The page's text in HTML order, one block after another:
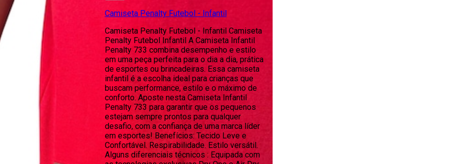
Camiseta Penalty Futebol - Infantil
Camiseta Penalty Futebol - Infantil Camiseta
Penalty Futebol Infantil A Camiseta Infantil
Penalty 733 combina desempenho e estilo
em uma peça perfeita para o dia a dia, prática
de esportes ou brincadeiras. Essa camiseta
infantil é a escolha ideal para crianças que
buscam performance, estilo e o máximo de
conforto. Aposte nesta Camiseta Infantil
Penalty 733 para garantir que os pequenos
estejam sempre prontos para qualquer
desafio, com a confiança de uma marca líder
em esportes! Benefícios: Tecido Leve e
Confortável. Respirabilidade. Estilo versátil.
Alguns diferenciais técnicos : Equipada com